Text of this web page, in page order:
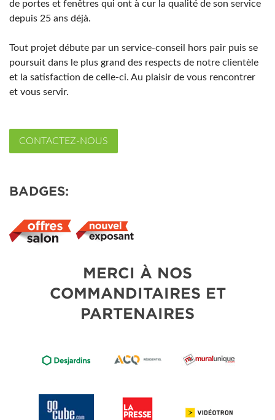
de portes et fenêtres qui ont à cur la qualité de son service
depuis 25 ans déjà.
Tout projet débute par un service-conseil hors pair puis se
poursuit dans le plus grand des respects de notre clientèle
et la satisfaction de celle-ci. Au plaisir de vous rencontrer
et vous servir.
CONTACTEZ-NOUS
BADGES:
MERCI À NOS
COMMANDITAIRES ET
PARTENAIRES